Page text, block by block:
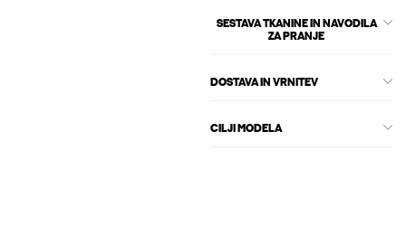
SESTAVA TKANINE IN NAVODILA
ZA PRANJE
DOSTAVA IN VRNITEV
CILJI MODELA